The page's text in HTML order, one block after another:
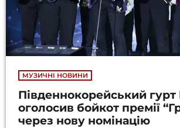
МУЗИЧНІ НОВИНИ
Південнокорейський гурт
оголосив бойкот премії
через нову номінацію